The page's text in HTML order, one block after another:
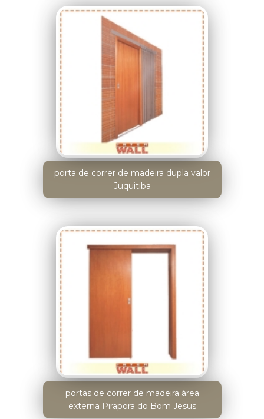
porta de correr de madeira dupla valor
Juquitiba
portas de correr de madeira área
externa Pirapora do Bom Jesus